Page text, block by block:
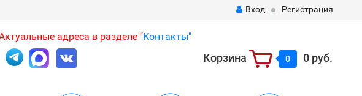
Вход Регистрация
адреса в разделе "Контакты"
Корзина 0 0 руб.